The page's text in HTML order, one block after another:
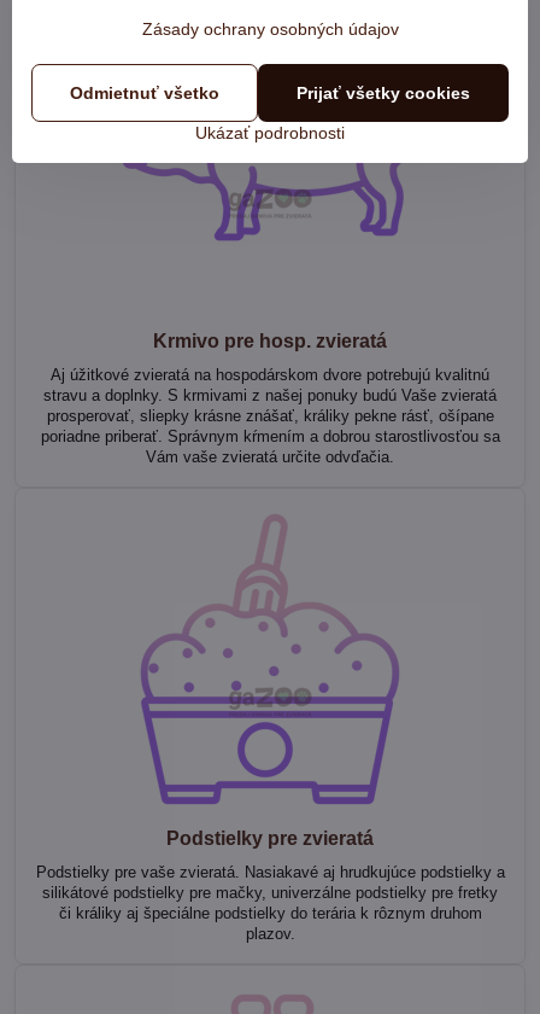
Krmivo pre hosp. zvieratá
Aj úžitkové zvieratá na hospodárskom dvore potrebujú kvalitnú
stravu a doplnky. S krmivami z našej ponuky budú Vaše zvieratá
prosperovať, sliepky krásne znášať, králiky pekne rásť, ošípane
poriadne priberať. Správnym kŕmením a dobrou starostlivosťou sa
Vám vaše zvieratá určite odvďačia.
Podstielky pre zvieratá
Podstielky pre vaše zvieratá. Nasiakavé aj hrudkujúce podstielky a
silikátové podstielky pre mačky, univerzálne podstielky pre fretky
či králiky aj špeciálne podstielky do terária k rôznym druhom
plazov.
Zásady ochrany osobných údajov
Ukázať podrobnosti
Prijať všetky cookies
Odmietnuť všetko